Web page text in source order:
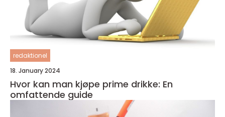
redaktionel
18. January 2024
Hvor kan man kjøpe prime drikke: En
omfattende guide